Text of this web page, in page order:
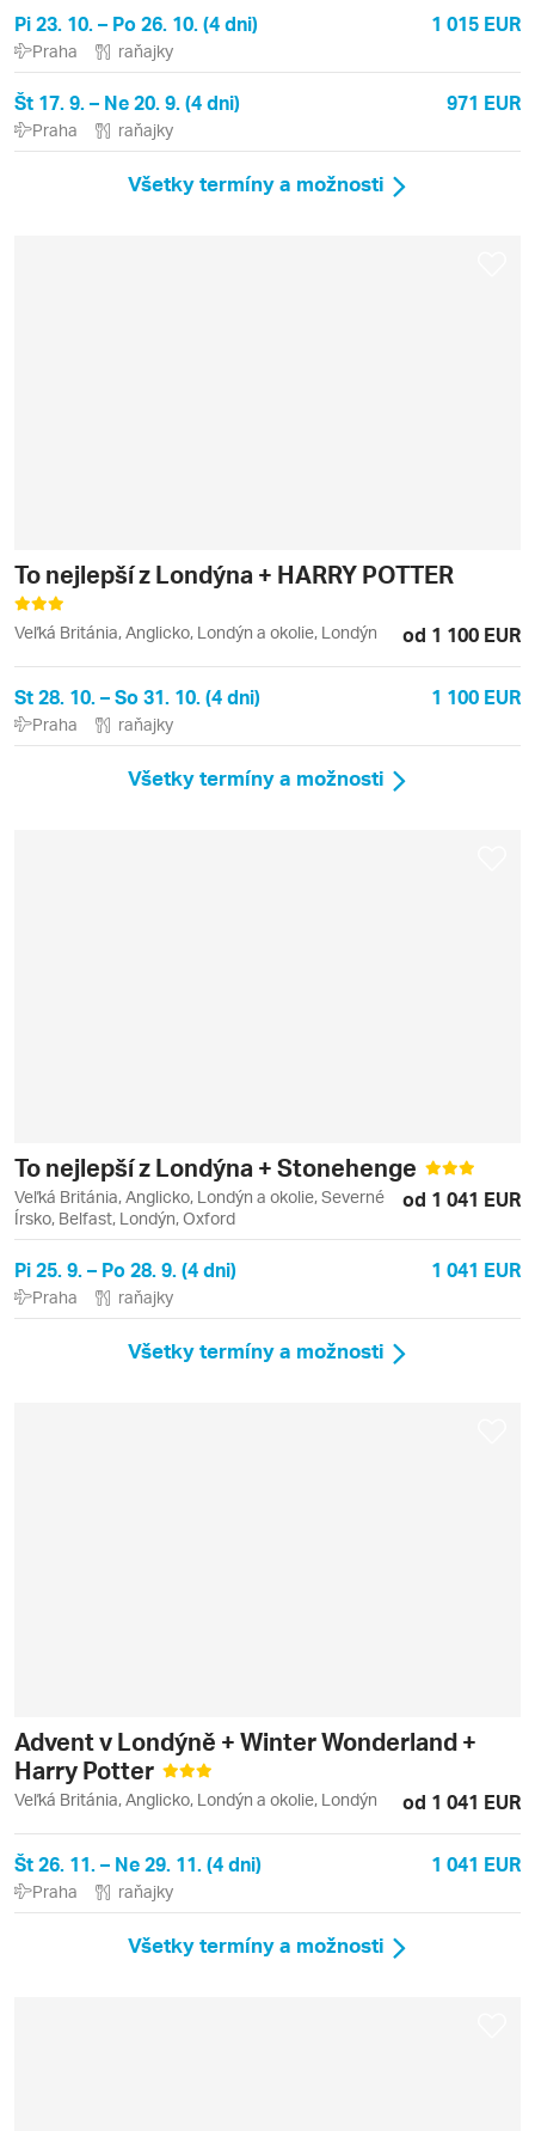
Pi 23. 10. – Po 26. 10. (4 dni) 1 015 EUR
Praha raňajky
Št 17. 9. – Ne 20. 9. (4 dni) 971 EUR
Praha raňajky
Všetky termíny a možnosti
To nejlepší z Londýna + HARRY POTTER
Veľká Británia, Anglicko, Londýn a okolie, Londýn od 1 100 EUR
St 28. 10. – So 31. 10. (4 dni) 1 100 EUR
Praha raňajky
Všetky termíny a možnosti
To nejlepší z Londýna + Stonehenge
Veľká Británia, Anglicko, Londýn a okolie, Severné
Írsko, Belfast, Londýn, Oxford
od 1 041 EUR
Pi 25. 9. – Po 28. 9. (4 dni) 1 041 EUR
Praha raňajky
Všetky termíny a možnosti
Advent v Londýně + Winter Wonderland +
Harry Potter
Veľká Británia, Anglicko, Londýn a okolie, Londýn od 1 041 EUR
Št 26. 11. – Ne 29. 11. (4 dni) 1 041 EUR
Praha raňajky
Všetky termíny a možnosti